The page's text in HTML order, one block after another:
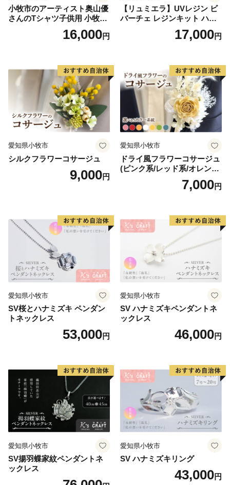
小牧市のアーティスト奥山優
さんのTシャツ子供用 小牧市
16,000円
【リュミエラ】UVレジン ビ
バーチェ レジンキット ハン
ドメイド レジンクラフト ア
クセサリーキット 手作り セ
17,000円
愛知県小牧市
シルクフラワーコサージュ
9,000円
愛知県小牧市
ドライ風フラワーコサージュ
(ピンク系/レッド系/オレンジ
系/ホワイト系/イエロー系/グ
リーン系/ブルー系）7,000円
愛知県小牧市
SV桜とハナミズキ ペンダン
トネックレス
53,000円
愛知県小牧市
SV ハナミズキペンダントネ
ックレス
46,000円
愛知県小牧市
SV揚羽蝶家紋ペンダントネ
ックレス
愛知県小牧市
SV ハナミズキリング
43,000円